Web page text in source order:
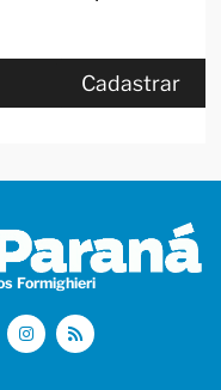
Cadastrar
Formighieri